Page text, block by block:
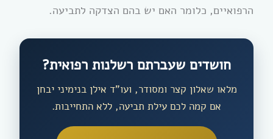
הרפואיים, כלומר האם יש בהם הצדקה לתביעה.
חושדים שעברתם רשלנות רפואית?
מלאו שאלון קצר ומסודר, ועו”ד אילן בנימיני יבחן
אם קמה לכם עילת תביעה, ללא התחייבות.